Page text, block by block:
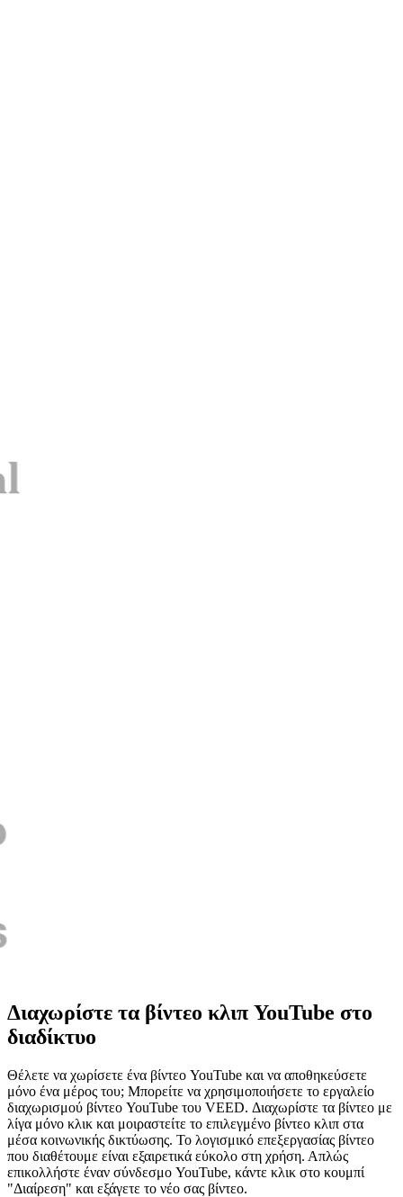
Διαχωρίστε τα βίντεο κλιπ YouTube στο
διαδίκτυο
Θέλετε να χωρίσετε ένα βίντεο YouTube και να αποθηκεύσετε
μόνο ένα μέρος του; Μπορείτε να χρησιμοποιήσετε το εργαλείο
διαχωρισμού βίντεο YouTube του VEED. Διαχωρίστε τα βίντεο με
λίγα μόνο κλικ και μοιραστείτε το επιλεγμένο βίντεο κλιπ στα
μέσα κοινωνικής δικτύωσης. Το λογισμικό επεξεργασίας βίντεο
που διαθέτουμε είναι εξαιρετικά εύκολο στη χρήση. Απλώς
επικολλήστε έναν σύνδεσμο YouTube, κάντε κλικ στο κουμπί
"Διαίρεση" και εξάγετε το νέο σας βίντεο.